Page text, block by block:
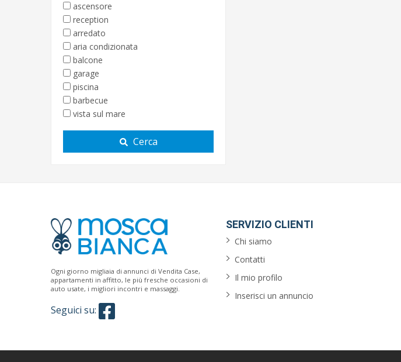
ascensore
reception
arredato
aria condizionata
balcone
garage
piscina
barbecue
vista sul mare
Cerca
Ogni giorno migliaia di annunci di Vendita Case,
appartamenti in affitto, le più fresche occasioni di
auto usate, i migliori incontri e massaggi.
Seguici su:
SERVIZIO CLIENTI
Chi siamo
Contatti
Il mio profilo
Inserisci un annuncio